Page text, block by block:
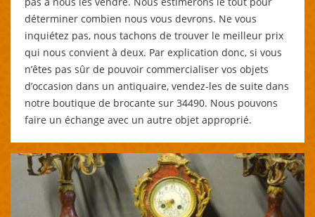
déterminer combien nous vous devrons. Ne vous
inquiétez pas, nous tachons de trouver le meilleur prix
qui nous convient à deux. Par explication donc, si vous
n’êtes pas sûr de pouvoir commercialiser vos objets
d’occasion dans un antiquaire, vendez-les de suite dans
notre boutique de brocante sur 34490. Nous pouvons
faire un échange avec un autre objet approprié.